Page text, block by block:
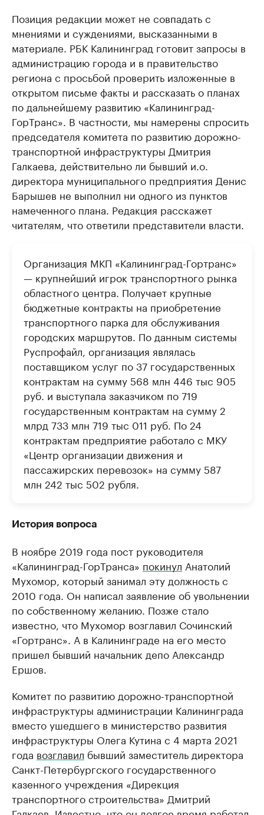
Позиция редакции может не совпадать с
мнениями и суждениями, высказанными в
материале. РБК Калининград готовит запросы в
администрацию города и в правительство
региона с просьбой проверить изложенные в
открытом письме факты и рассказать о планах
по дальнейшему развитию «Калининград-
ГорТранс». В частности, мы намерены спросить
председателя комитета по развитию дорожно-
транспортной инфраструктуры Дмитрия
Галкаева, действительно ли бывший и.о.
директора муниципального предприятия Денис
Барышев не выполнил ни одного из пунктов
намеченного плана. Редакция расскажет
читателям, что ответили представители власти.
Организация МКП «Калининград-Гортранс»
— крупнейший игрок транспортного рынка
областного центра. Получает крупные
бюджетные контракты на приобретение
транспортного парка для обслуживания
городских маршрутов. По данным системы
Руспрофайл, организация являлась
поставщиком услуг по 37 государственных
контрактам на сумму 568 млн 446 тыс 905
руб. и выступала заказчиком по 719
государственным контрактам на сумму 2
млрд 733 млн 719 тыс 011 руб. По 24
контрактам предприятие работало с МКУ
«Центр организации движения и
пассажирских перевозок» на сумму 587
млн 242 тыс 502 рубля.
История вопроса
В ноябре 2019 года пост руководителя
«Калининград-ГорТранса» покинул Анатолий
Мухомор, который занимал эту должность с
2010 года. Он написал заявление об увольнении
по собственному желанию. Позже стало
известно, что Мухомор возглавил Сочинский
«Гортранс». А в Калининграде на его место
пришел бывший начальник депо Александр
Ершов.
Комитет по развитию дорожно-транспортной
инфраструктуры администрации Калининграда
вместо ушедшего в министерство развития
инфраструктуры Олега Кутина с 4 марта 2021
года возглавил бывший заместитель директора
Санкт-Петербургского государственного
казенного учреждения «Дирекция
транспортного строительства» Дмитрий